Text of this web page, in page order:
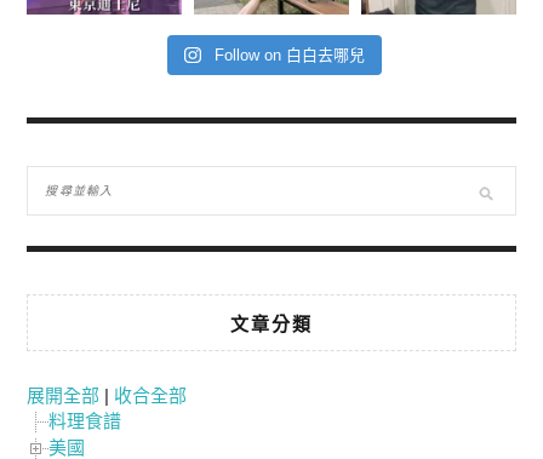
Follow on 白白去哪兒
文章分類
展開全部 | 收合全部
料理食譜
美國